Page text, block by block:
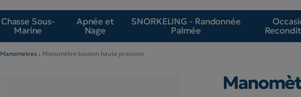
Chasse Sous-
Marine
Apnée et
Nage
SNORKELING - Randonnée
Palmée
Manometres Manomètre bouton haute pression